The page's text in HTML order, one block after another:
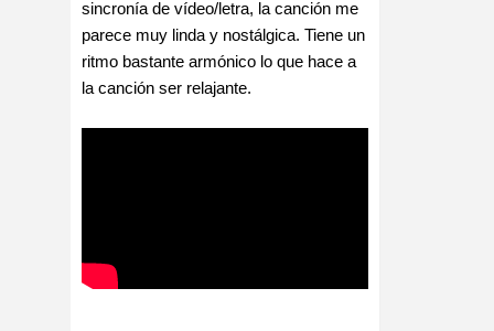
sincronía de vídeo/letra, la canción me
parece muy linda y nostálgica. Tiene un
ritmo bastante armónico lo que hace a
la canción ser relajante.